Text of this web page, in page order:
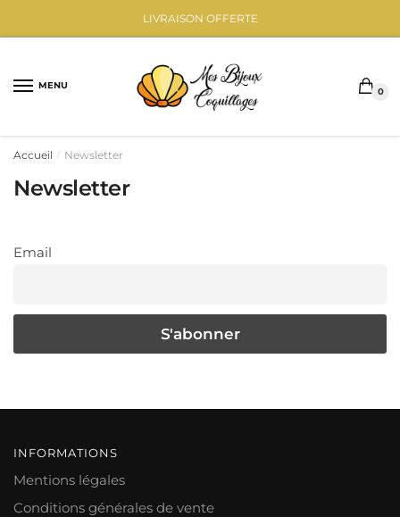
LIVRAISON OFFERTE
MENU
0
Accueil / Newsletter
Newsletter
Email
INFORMATIONS
Mentions légales
Conditions générales de vente